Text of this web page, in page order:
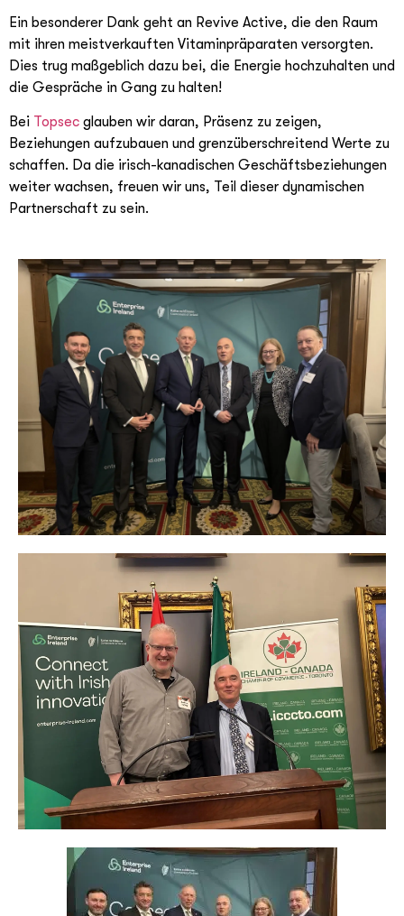
Ein besonderer Dank geht an Revive Active, die den Raum
mit ihren meistverkauften Vitaminpräparaten versorgten.
Dies trug maßgeblich dazu bei, die Energie hochzuhalten und
die Gespräche in Gang zu halten!
Bei Topsec glauben wir daran, Präsenz zu zeigen,
Beziehungen aufzubauen und grenzüberschreitend Werte zu
schaffen. Da die irisch-kanadischen Geschäftsbeziehungen
weiter wachsen, freuen wir uns, Teil dieser dynamischen
Partnerschaft zu sein.